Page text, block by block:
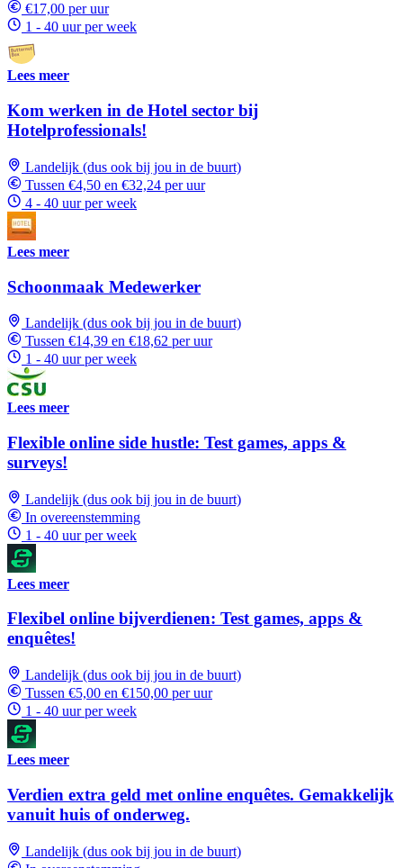
€17,00 per uur
1 - 40 uur per week
Lees meer
Kom werken in de Hotel sector bij
Hotelprofessionals!
Landelijk (dus ook bij jou in de buurt)
Tussen €4,50 en €32,24 per uur
4 - 40 uur per week
Lees meer
Schoonmaak Medewerker
Landelijk (dus ook bij jou in de buurt)
Tussen €14,39 en €18,62 per uur
1 - 40 uur per week
Lees meer
Flexible online side hustle: Test games, apps &
surveys!
Landelijk (dus ook bij jou in de buurt)
In overeenstemming
1 - 40 uur per week
Lees meer
Flexibel online bijverdienen: Test games, apps &
enquêtes!
Landelijk (dus ook bij jou in de buurt)
Tussen €5,00 en €150,00 per uur
1 - 40 uur per week
Lees meer
Verdien extra geld met online enquêtes. Gemakkelijk
vanuit huis of onderweg.
Landelijk (dus ook bij jou in de buurt)